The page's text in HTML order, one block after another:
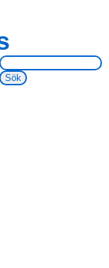
Sök på webbsidan: